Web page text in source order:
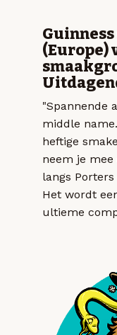
(Europe)
"Spannende
middle
heftige
neem je
langs
Het wordt
ultieme